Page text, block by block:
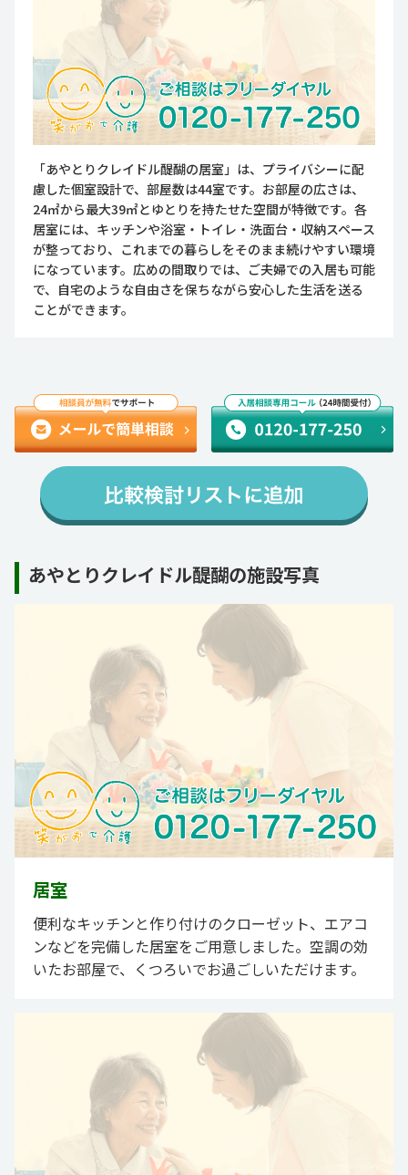
「あやとりクレイドル醍醐の居室」は、プライバシーに配
慮した個室設計で、部屋数は44室です。お部屋の広さは、
24㎡から最大39㎡とゆとりを持たせた空間が特徴です。各
居室には、キッチンや浴室・トイレ・洗面台・収納スペース
が整っており、これまでの暮らしをそのまま続けやすい環境
になっています。広めの間取りでは、ご夫婦での入居も可能
で、自宅のような自由さを保ちながら安心した生活を送る
ことができます。
あやとりクレイドル醍醐の施設写真
居室
便利なキッチンと作り付けのクローゼット、エアコ
ンなどを完備した居室をご用意しました。空調の効
いたお部屋で、くつろいでお過ごしいただけます。